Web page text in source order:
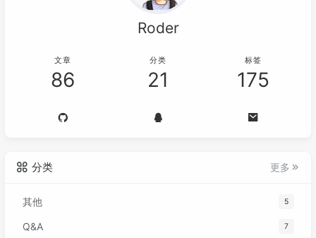
Roder
文章
86
分类
21
标签
175
分类 更多
其他 5
Q&A 7